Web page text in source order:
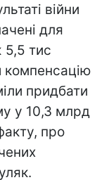
війни
для
5,5 тис
компенсацію
придбати
у 10,3 млрд
про